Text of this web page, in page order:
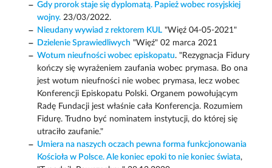
Gdy prorok staje się dyplomatą. Papież wobec rosyjskiej
wojny.23/03/2022.
Nieudany wywiad z rektorem KUL"Więź 04-05-2021"
Dzielenie Sprawiedliwych "Więź" 02 marca 2021
Wotum nieufności wobec episkopatu. "Rezygnacja Fidury
kończy się wyrażeniem zaufania wobec prymasa. Bo ona
jest wotum nieufności nie wobec prymasa, lecz wobec
Konferencji Episkopatu Polski. Organem powołującym
Radę Fundacji jest właśnie cała Konferencja. Rozumiem
Fidurę. Trudno być nominatem instytucji, do której się
utraciło zaufanie."
Umiera na naszych oczach pewna forma funkcjonowania
Kościoła w Polsce. Ale koniec epoki to nie koniec świata,